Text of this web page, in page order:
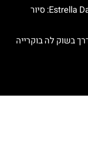
מבשלת בירה אסטרייה דאם Estrella Damm: סיור
בשוק לה בוקרייה